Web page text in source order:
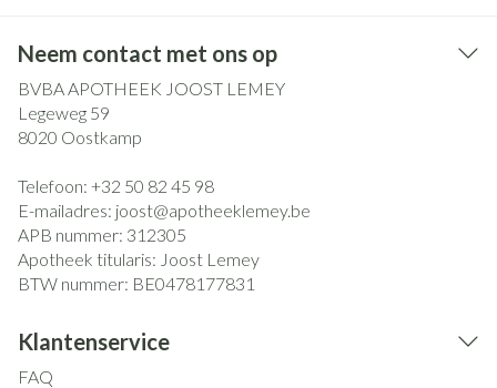
Neem contact met ons op
BVBA APOTHEEK JOOST LEMEY
Legeweg 59
8020 Oostkamp
Telefoon: +32 50 82 45 98
E-mailadres: joost@apotheeklemey.be
APB nummer: 312305
Apotheek titularis: Joost Lemey
BTW nummer: BE0478177831
Klantenservice
FAQ